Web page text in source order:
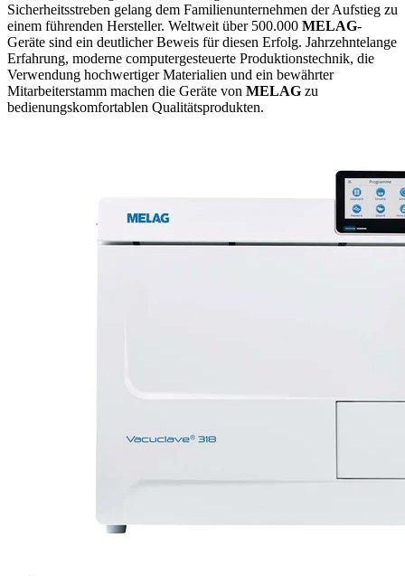
Sicherheitsstreben gelang dem Familienunternehmen der Aufstieg zu
einem führenden Hersteller. Weltweit über 500.000 MELAG-
Geräte sind ein deutlicher Beweis für diesen Erfolg. Jahrzehntelange
Erfahrung, moderne computergesteuerte Produktionstechnik, die
Verwendung hochwertiger Materialien und ein bewährter
Mitarbeiterstamm machen die Geräte von MELAG zu
bedienungskomfortablen Qualitätsprodukten.